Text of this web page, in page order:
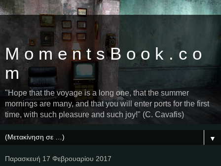
M o m e n t s B o o k . c o
m
"Hope that the voyage is a long one, that the summer
mornings are many, and that you will enter ports for the first
time, with such pleasure and such joy!" (C. Cavafis)
▼
Παρασκευή 17 Φεβρουαρίου 2017